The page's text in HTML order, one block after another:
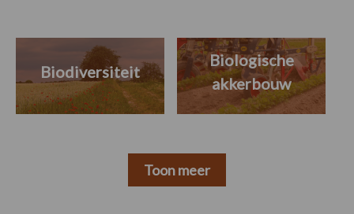
Biodiversiteit
Biologische
akkerbouw
Toon meer